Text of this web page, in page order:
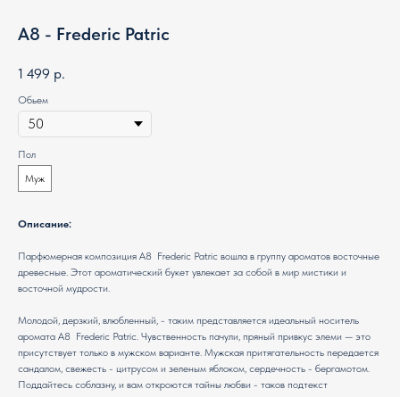
A8 - Frederic Patric
1 499 р.
Обьем
Пол
Муж
Описание:
Парфюмерная композиция A8 Frederic Patric вошла в группу ароматов восточные
древесные. Этот ароматический букет увлекает за собой в мир мистики и
восточной мудрости.
Молодой, дерзкий, влюбленный, - таким представляется идеальный носитель
аромата A8 Frederic Patric. Чувственность пачули, пряный привкус элеми — это
присутствует только в мужском варианте. Мужская притягательность передается
сандалом, свежесть - цитрусом и зеленым яблоком, сердечность - бергамотом.
Поддайтесь соблазну, и вам откроются тайны любви - таков подтекст